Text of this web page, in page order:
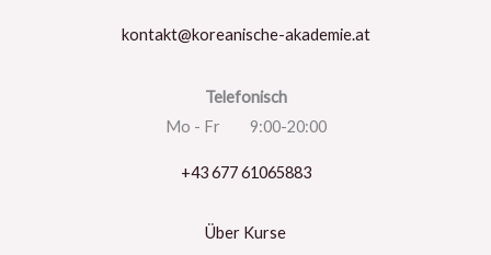
kontakt@koreanische-akademie.at
Telefonisch
Mo - Fr 9:00-20:00
+43 677 61065883
Über Kurse